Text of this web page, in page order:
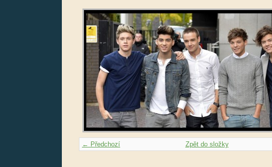
← Předchozí Zpět do složky